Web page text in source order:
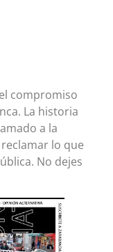
compromiso
La historia
a la
lo que
No dejes